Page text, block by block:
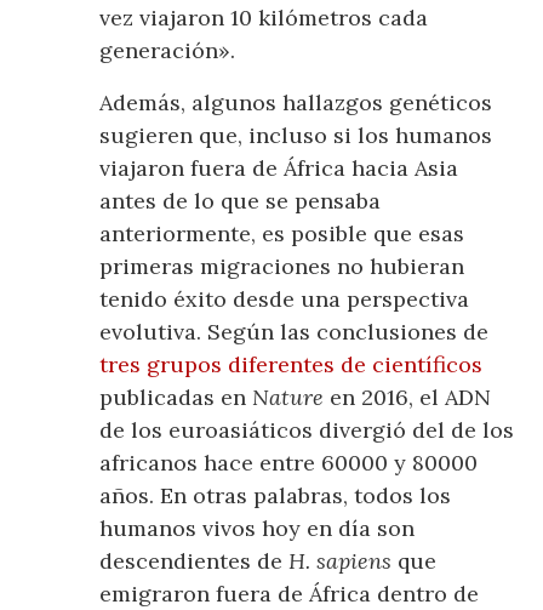
vez viajaron 10 kilómetros cada
generación».
Además, algunos hallazgos genéticos
sugieren que, incluso si los humanos
viajaron fuera de África hacia Asia
antes de lo que se pensaba
anteriormente, es posible que esas
primeras migraciones no hubieran
tenido éxito desde una perspectiva
evolutiva. Según las conclusiones de
tres grupos diferentes de científicos
publicadas en Nature en 2016, el ADN
de los euroasiáticos divergió del de los
africanos hace entre 60000 y 80000
años. En otras palabras, todos los
humanos vivos hoy en día son
descendientes deH. sapiens que
emigraron fuera de África dentro de